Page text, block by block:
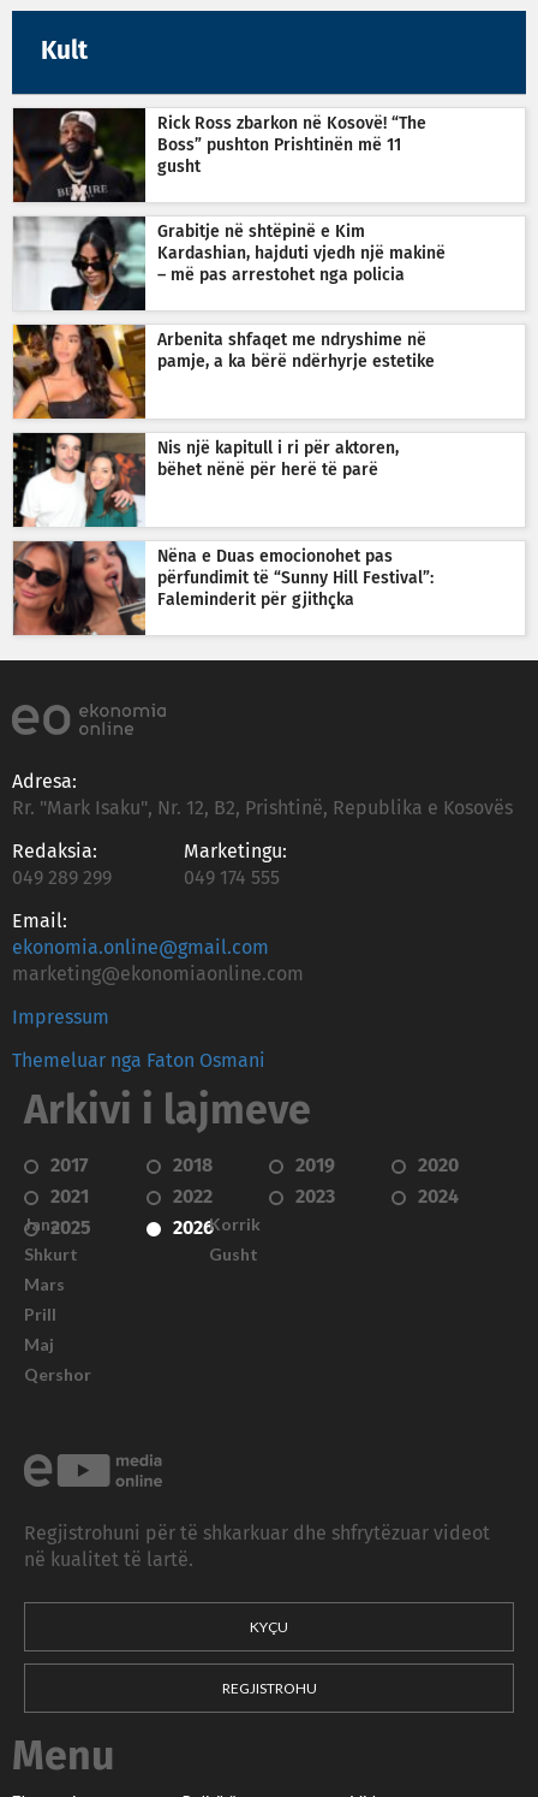
Kult
Rick Ross zbarkon në Kosovë! “The
Boss” pushton Prishtinën më 11
gusht
Grabitje në shtëpinë e Kim
Kardashian, hajduti vjedh një makinë
– më pas arrestohet nga policia
Arbenita shfaqet me ndryshime në
pamje, a ka bërë ndërhyrje estetike
Nis një kapitull i ri për aktoren,
bëhet nënë për herë të parë
Nëna e Duas emocionohet pas
përfundimit të “Sunny Hill Festival”:
Faleminderit për gjithçka
Adresa:
Rr. "Mark Isaku", Nr. 12, B2, Prishtinë, Republika e Kosovës
Redaksia:
049 289 299
Marketingu:
049 174 555
Email:
ekonomia.online@gmail.com
marketing@ekonomiaonline.com
Impressum
Themeluar nga Faton Osmani
Arkivi i lajmeve
2017 2018 2019
2020
2021
2022 2023
2024
2025
2026
Janar
Shkurt
Mars
Prill
Maj
Qershor
Korrik
Gusht
Regjistrohuni për të shkarkuar dhe shfrytëzuar videot
në kualitet të lartë.
KYÇU
REGJISTROHU
Menu